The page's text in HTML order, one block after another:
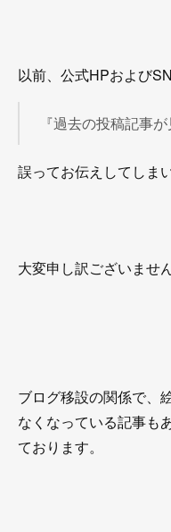
以前、公式HPおよび
『過去の投稿記事
誤ってお伝えしてしま
大変申し訳ございませ
ブログ移設の関係で、
なくなっている記事も
ております。